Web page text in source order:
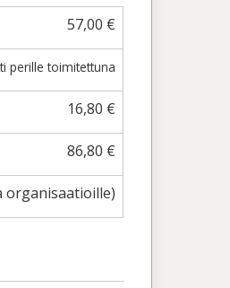
57,00 €
perille toimitettuna
16,80 €
86,80 €
organisaatioille)